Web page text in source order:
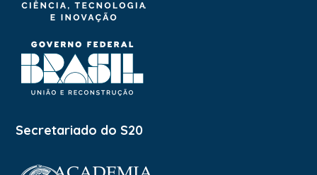
Secretariado do S20